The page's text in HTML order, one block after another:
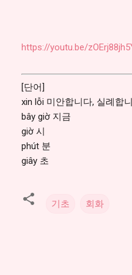
https://youtu.be/
[단어]
xin lỗi 미안합니다, 실례합
bây giờ 지금
giờ 시
phút 분
giây 초
기초 회화